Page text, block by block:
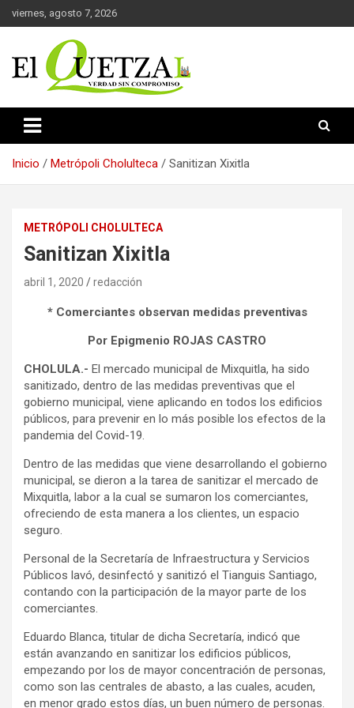
Saltar
al
viernes, agosto 7, 2026
El Quetzal de Cholula
Inicio Metrópoli Cholulteca Sanitizan Xixitla
METRÓPOLI CHOLULTECA
Sanitizan Xixitla
abril 1, 2020 redacción
* Comerciantes observan medidas preventivas
Por Epigmenio ROJAS CASTRO
CHOLULA.- El mercado municipal de Mixquitla, ha sido
sanitizado, dentro de las medidas preventivas que el
gobierno municipal, viene aplicando en todos los edificios
públicos, para prevenir en lo más posible los efectos de la
pandemia del Covid-19.
Dentro de las medidas que viene desarrollando el gobierno
municipal, se dieron a la tarea de sanitizar el mercado de
Mixquitla, labor a la cual se sumaron los comerciantes,
ofreciendo de esta manera a los clientes, un espacio
seguro.
Personal de la Secretaría de Infraestructura y Servicios
Públicos lavó, desinfectó y sanitizó el Tianguis Santiago,
contando con la participación de la mayor parte de los
comerciantes.
Eduardo Blanca, titular de dicha Secretaría, indicó que
están avanzando en sanitizar los edificios públicos,
empezando por los de mayor concentración de personas,
como son las centrales de abasto, a las cuales, acuden,
en menor grado estos días, un buen número de personas.